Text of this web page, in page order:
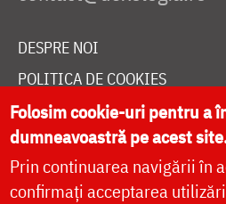
DESPRE NOI
POLITICA DE COOKIES
DONEAZĂ ONLINE PENTRU
LIVE
Folosim cookie-uri pentru a
dumneavoastră pe acest
Prin continuarea navigării în
confirmați acceptarea